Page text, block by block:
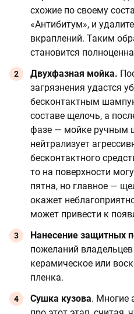
схожие по своему
«Антибитум», и
вкраплений. Таким
становится
Двухфазная мойка.
загрязнения удастся
бесконтактным
составе щелочь, а
фазе — мойке ручным
нейтрализует
бесконтактного
то на поверхности
пятна, но главное —
окажет
может привести к
Нанесение защитных
пожеланий
керамическое или
пленка.
Сушка кузова. Многие